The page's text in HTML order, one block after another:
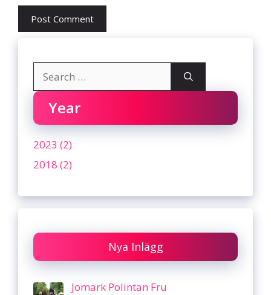
for:
Year
2023 (2)
2018 (2)
Nya Inlägg
Jomark Polintan Fru